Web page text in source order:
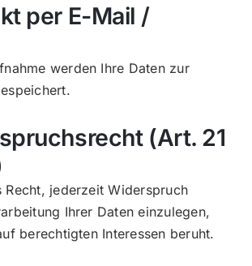
per E-Mail /
werden Ihre Daten zur
(Art. 21
Recht, jederzeit Widerspruch
Ihrer Daten einzulegen,
berechtigten Interessen beruht.